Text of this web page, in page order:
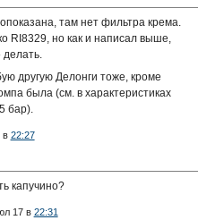
там нет фильтра крема.
RI8329, но как и написал выше,
делать.
другую Делонги тоже, кроме
была (см. в характеристиках
бар).
в 22:27
капучино?
17 в 22:31